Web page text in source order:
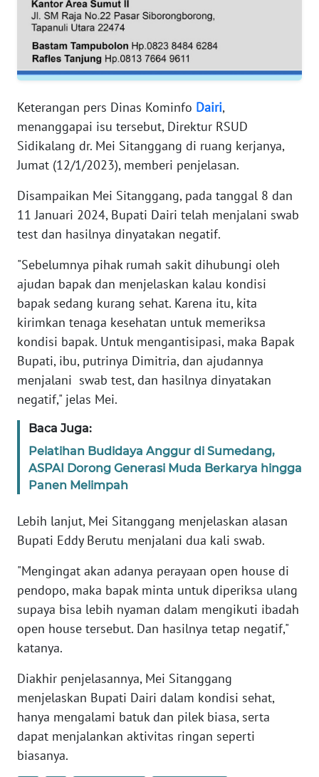
Keterangan pers Dinas Kominfo Dairi,
menanggapai isu tersebut, Direktur RSUD
Sidikalang dr. Mei Sitanggang di ruang kerjanya,
Jumat (12/1/2023), memberi penjelasan.
Disampaikan Mei Sitanggang, pada tanggal 8 dan
11 Januari 2024, Bupati Dairi telah menjalani swab
test dan hasilnya dinyatakan negatif.
"Sebelumnya pihak rumah sakit dihubungi oleh
ajudan bapak dan menjelaskan kalau kondisi
bapak sedang kurang sehat. Karena itu, kita
kirimkan tenaga kesehatan untuk memeriksa
kondisi bapak. Untuk mengantisipasi, maka Bapak
Bupati, ibu, putrinya Dimitria, dan ajudannya
menjalani swab test, dan hasilnya dinyatakan
negatif," jelas Mei.
Baca Juga:
Pelatihan Budidaya Anggur di Sumedang,
ASPAI Dorong Generasi Muda Berkarya hingga
Panen Melimpah
Lebih lanjut, Mei Sitanggang menjelaskan alasan
Bupati Eddy Berutu menjalani dua kali swab.
"Mengingat akan adanya perayaan open house di
pendopo, maka bapak minta untuk diperiksa ulang
supaya bisa lebih nyaman dalam mengikuti ibadah
open house tersebut. Dan hasilnya tetap negatif,"
katanya.
Diakhir penjelasannya, Mei Sitanggang
menjelaskan Bupati Dairi dalam kondisi sehat,
hanya mengalami batuk dan pilek biasa, serta
dapat menjalankan aktivitas ringan seperti
biasanya.
KEPRI
WN
PAPUA
PAPUA
BARAT
WN
WN
SERAMBI
WN
JAMBI
WN
SULTRA
WN
NTB
WN
SULTENG
WN
WN
BABEL
WN
SUMBAR
SUMSEL
WN
BENGKULU
WN
LAMPUNG